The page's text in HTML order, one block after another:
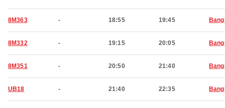
8M363 - 18:55 19:45
8M332 - 19:15 20:05
8M351 - 20:50 21:40
UB18 - 21:40 22:35